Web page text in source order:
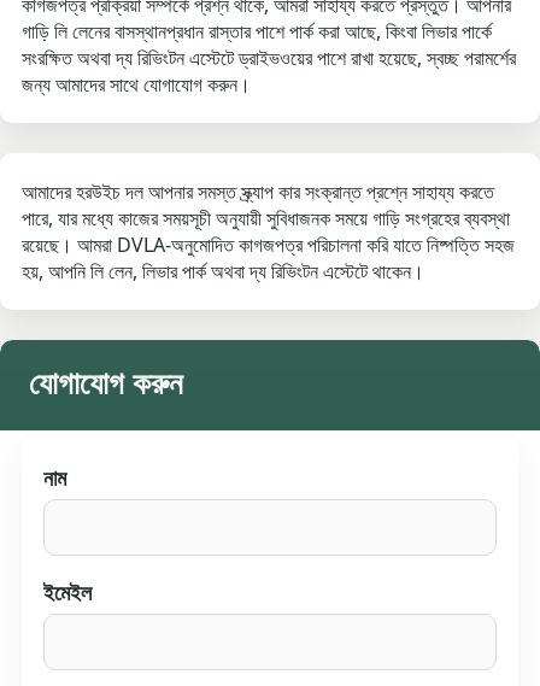
গাড়ি লি লেনের বাসস্থানপ্রধান রাস্তার পাশে পার্ক করা আছে, কিংবা লিভার পার্কে
সংরক্ষিত অথবা দ্য রিভিংটন এস্টেটে ড্রাইভওয়ের পাশে রাখা হয়েছে, স্বচ্ছ পরামর্শের
জন্য আমাদের সাথে যোগাযোগ করুন।
আমাদের হরউইচ দল আপনার সমস্ত স্ক্র্যাপ কার সংক্রান্ত প্রশ্নে সাহায্য করতে
পারে, যার মধ্যে কাজের সময়সূচী অনুযায়ী সুবিধাজনক সময়ে গাড়ি সংগ্রহের ব্যবস্থা
রয়েছে। আমরা DVLA-অনুমোদিত কাগজপত্র পরিচালনা করি যাতে নিষ্পত্তি সহজ
হয়, আপনি লি লেন, লিভার পার্ক অথবা দ্য রিভিংটন এস্টেটে থাকেন।
যোগাযোগ করুন
নাম
ইমেইল